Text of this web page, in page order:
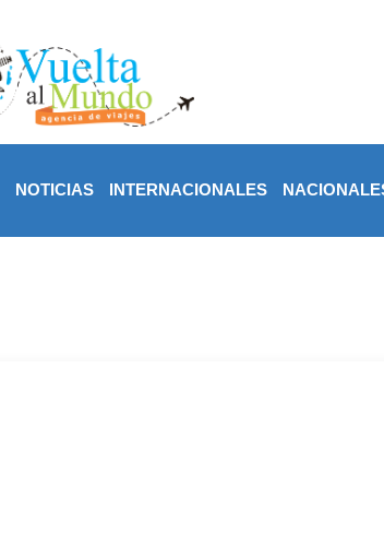
NOTICIAS INTERNACIONALES